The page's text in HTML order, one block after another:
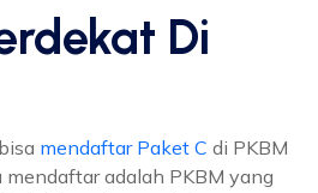
Di
mendaftar Paket C di PKBM
adalah PKBM yang